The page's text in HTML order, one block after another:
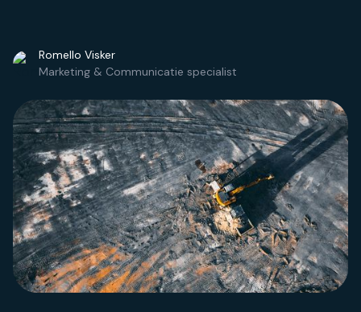
Romello Visker
Marketing & Communicatie specialist